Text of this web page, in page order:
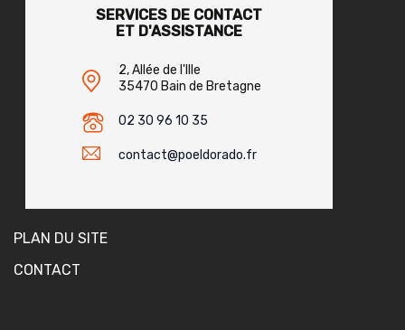
SERVICES DE CONTACT
ET D'ASSISTANCE
2, Allée de l'Ille
35470 Bain de Bretagne
02 30 96 10 35
contact@poeldorado.fr
PLAN DU SITE
CONTACT